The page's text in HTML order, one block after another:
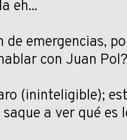
eh...
de emergencias,
con Juan Pol?
(ininteligible);
a ver qué es